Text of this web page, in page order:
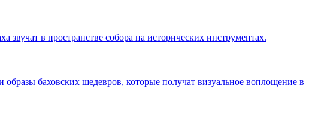
в пространстве собора на исторических инструментах.
баховских шедевров, которые получат визуальное воплощение в